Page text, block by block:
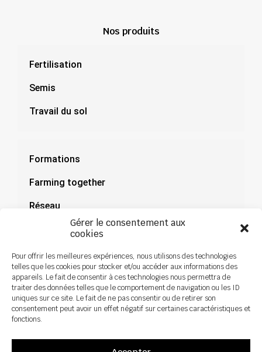
Gérer le consentement aux
cookies
Pour offrir les meilleures expériences, nous utilisons des technologies
telles que les cookies pour stocker et/ou accéder aux informations des
appareils. Le fait de consentir à ces technologies nous permettra de
traiter des données telles que le comportement de navigation ou les ID
uniques sur ce site. Le fait de ne pas consentir ou de retirer son
consentement peut avoir un effet négatif sur certaines caractéristiques et
fonctions.
Nos produits
Fertilisation
Semis
Travail du sol
Formations
Farming together
Réseau
Documentation
Actualités